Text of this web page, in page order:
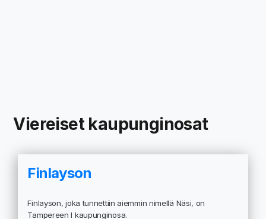
Viereiset kaupunginosat
Finlayson
Finlayson, joka tunnettiin aiemmin nimellä Näsi, on
Tampereen I kaupunginosa.